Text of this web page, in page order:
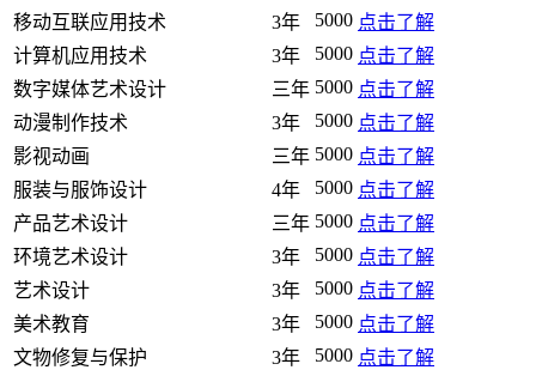
移动互联应用技术
3年 5000 点击了解
计算机应用技术
3年 5000 点击了解
数字媒体艺术设计
三年 5000 点击了解
动漫制作技术
3年 5000 点击了解
影视动画
三年 5000 点击了解
服装与服饰设计
4年 5000 点击了解
产品艺术设计
三年 5000 点击了解
环境艺术设计
3年 5000 点击了解
艺术设计
3年 5000 点击了解
美术教育
3年 5000 点击了解
文物修复与保护
3年 5000 点击了解